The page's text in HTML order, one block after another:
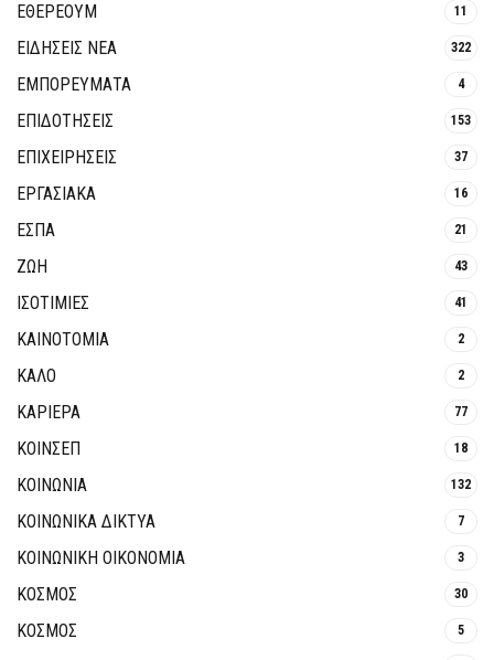
ΕΘΈΡΕΟΥΜ 11
ΕΙΔΗΣΕΙΣ ΝΕΑ 322
ΕΜΠΟΡΕΥΜΑΤΑ 4
ΕΠΙΔΟΤΗΣΕΙΣ 153
ΕΠΙΧΕΙΡΗΣΕΙΣ 37
ΕΡΓΑΣΙΑΚΑ 16
ΕΣΠΑ 21
ΖΩΗ 43
ΙΣΟΤΙΜΙΕΣ 41
ΚΑΙΝΟΤΟΜΊΑ 2
ΚΑΛΟ 2
ΚΑΡΙΕΡΑ 77
ΚΟΙΝΣΕΠ 18
ΚΟΙΝΩΝΙΑ 132
ΚΟΙΝΩΝΙΚΆ ΔΊΚΤΥΑ 7
ΚΟΙΝΩΝΙΚΉ ΟΙΚΟΝΟΜΊΑ 3
ΚΟΣΜΟΣ 30
ΚΟΣΜΟΣ 5